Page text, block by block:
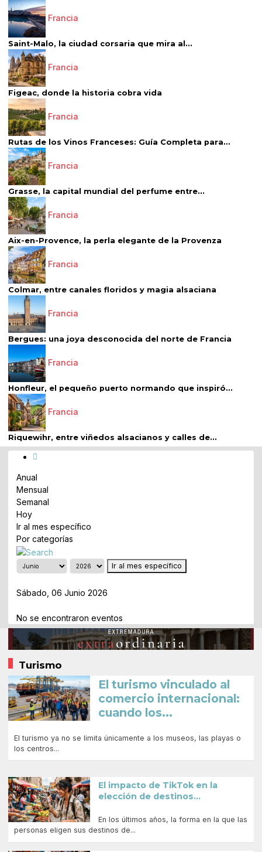
Francia
Saint-Malo, la ciudad corsaria que mira al...
Francia
Figeac, donde la historia cobra vida
Francia
Rutas de los Vinos Franceses: Guía Completa para...
Francia
Grasse, la capital mundial del perfume entre...
Francia
Aix-en-Provence, la perla elegante de la Provenza
Francia
Colmar, entre canales floridos y magia alsaciana
Francia
Bergues: una joya desconocida del norte de Francia
Francia
Honfleur, el pequeño puerto normando que inspiró...
Francia
Riquewihr, entre viñedos alsacianos y calles de...
Anual
Mensual
Semanal
Hoy
Ir al mes específico
Por categorías
Ir al mes específico
Sábado, 06 Junio 2026
No se encontraron eventos
Turismo
El turismo vinculado al
comercio internacional:
cuando los...
El turismo ya no se limita únicamente a los museos, las playas o
los centros...
El impacto de TikTok en la
elección de destinos...
En los últimos años, la forma en la que las
personas eligen sus destinos de...